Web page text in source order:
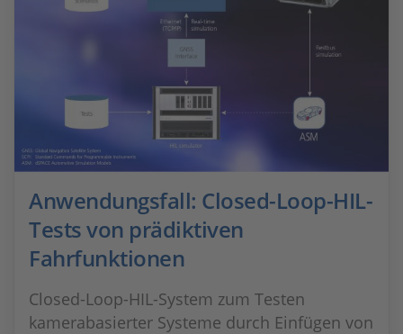
Anwendungsfall: Closed-Loop-HIL-
Tests von prädiktiven
Fahrfunktionen
Closed-Loop-HIL-System zum Testen
kamerabasierter Systeme durch Einfügen von